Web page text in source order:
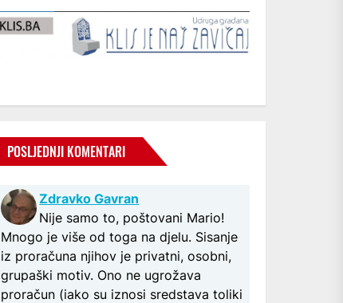
POSLJEDNJI KOMENTARI
Zdravko Gavran
Nije samo to, poštovani Mario!
Mnogo je više od toga na djelu. Sisanje
iz proračuna njihov je privatni, osobni,
grupaški motiv. Ono ne ugrožava
proračun (iako su iznosi sredstava toliki